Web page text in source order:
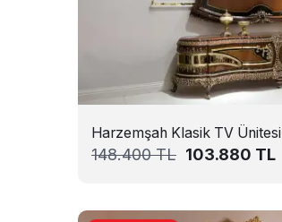
Harzemşah Klasik TV Ünitesi
148.400TL 103.880 TL